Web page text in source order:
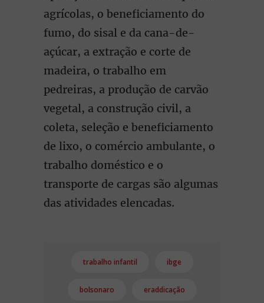
agrícolas, o beneficiamento do
fumo, do sisal e da cana-de-
açúcar, a extração e corte de
madeira, o trabalho em
pedreiras, a produção de carvão
vegetal, a construção civil, a
coleta, seleção e beneficiamento
de lixo, o comércio ambulante, o
trabalho doméstico e o
transporte de cargas são algumas
das atividades elencadas.
trabalho infantil ibge
bolsonaro eraddicação